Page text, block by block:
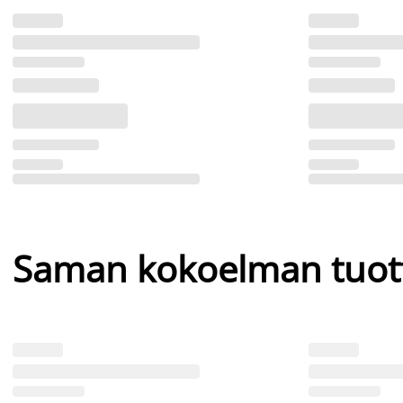
Saman kokoelman